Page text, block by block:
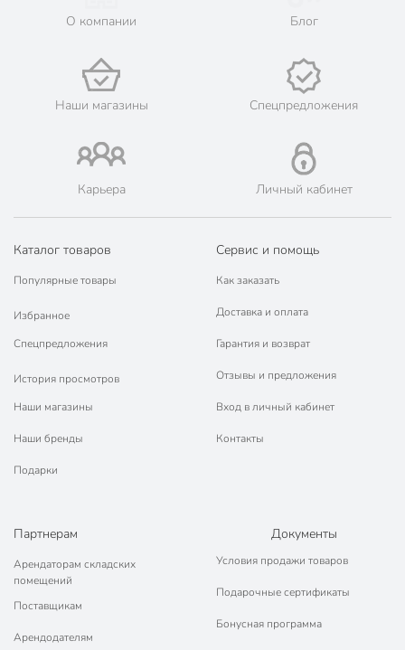
наличными при получении.
📜 Только оригинальная продукция. Интернет-гипермаркет
Порядок - официальный представитель ведущих мировых
О компании Блог
Наши магазины Спецпредложения
Карьера Личный кабинет
Каталог товаров
Популярные товары
Избранное
Спецпредложения
История просмотров
Наши магазины
Наши бренды
Подарки
Сервис и помощь
Как заказать
Доставка и оплата
Гарантия и возврат
Отзывы и предложения
Вход в личный кабинет
Контакты
Партнерам
Арендаторам складских
помещений
Поставщикам
Арендодателям
Документы
Условия продажи товаров
Подарочные сертификаты
Бонусная программа